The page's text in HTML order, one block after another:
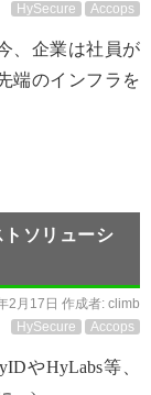
HySecure
Accops
、企業は社員が
端のインフラを
ソリューシ
2月17日 作成者: climb
HySecure
Accops
やHyLabs等、